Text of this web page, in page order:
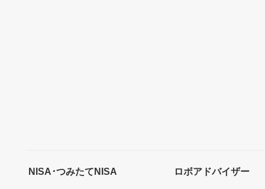
NISA･つみたてNISA ロボアドバイザー